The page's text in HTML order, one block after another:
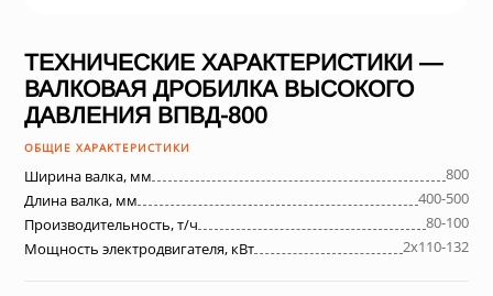
ТЕХНИЧЕСКИЕ ХАРАКТЕРИСТИКИ —
ВАЛКОВАЯ ДРОБИЛКА ВЫСОКОГО
ДАВЛЕНИЯ ВПВД-800
ОБЩИЕ ХАРАКТЕРИСТИКИ
Ширина валка, мм
800
Длина валка, мм
400-500
Производительность, т/ч
80-100
Мощность электродвигателя, кВт
2х110-132